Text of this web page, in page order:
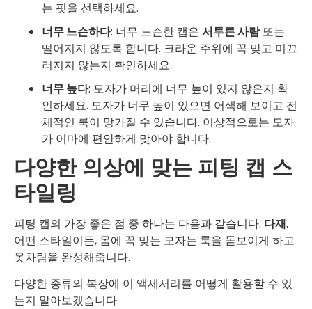
는 핏을 선택하세요.
너무 느슨하다: 너무 느슨한 캡은 서투른 사람또는
떨어지지 않도록 합니다. 크라운 주위에 꼭 맞고 미끄
러지지 않는지 확인하세요.
너무 높다: 모자가 머리에 너무 높이 있지 않은지 확
인하세요. 모자가 너무 높이 있으면 어색해 보이고 전
체적인 룩이 망가질 수 있습니다. 이상적으로는 모자
가 이마에 편안하게 맞아야 합니다.
다양한 의상에 맞는 피팅 캡 스
타일링
피팅 캡의 가장 좋은 점 중 하나는 다음과 같습니다. 다재.
어떤 스타일이든, 몸에 꼭 맞는 모자는 룩을 돋보이게 하고
옷차림을 완성해줍니다.
다양한 종류의 복장에 이 액세서리를 어떻게 활용할 수 있
는지 알아보겠습니다.